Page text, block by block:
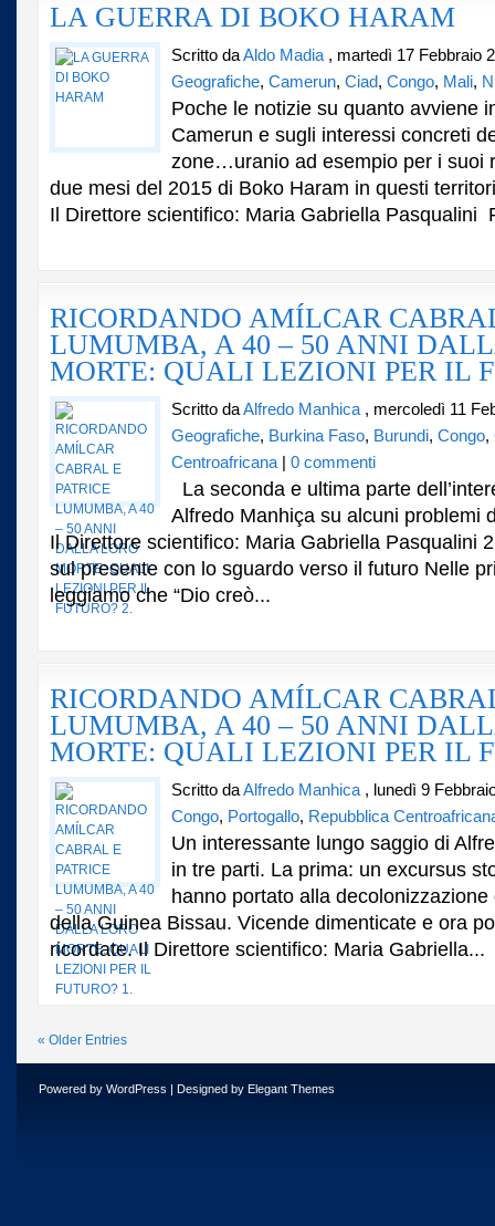
LA GUERRA DI BOKO HARAM
Scritto daAldo Madia , martedì 17 Febbraio
Geografiche, Camerun, Ciad, Congo, Mali,
Poche le notizie su quanto avviene
Camerun e sugli interessi concreti
zone…uranio ad esempio per i suoi
due mesi del 2015 di Boko Haram in questi
Il Direttore scientifico: Maria Gabriella Pasqualini
RICORDANDO AMÍLCAR
LUMUMBA, A 40 – 50 ANNI
MORTE: QUALI LEZIONI PER IL
Scritto daAlfredo Manhica , mercoledì 11
Geografiche, Burkina Faso, Burundi, Congo,
Centroafricana
0 commenti
La seconda e ultima parte
Alfredo Manhiça su alcuni problemi
Il Direttore scientifico: Maria Gabriella Pasqualini
sul presente con lo sguardo verso il futuro Nelle
leggiamo che “Dio creò...
RICORDANDO AMÍLCAR
LUMUMBA, A 40 – 50 ANNI
MORTE: QUALI LEZIONI PER IL
Scritto daAlfredo Manhica , lunedì 9
Congo, Portogallo, Repubblica
Un interessante lungo saggio di
in tre parti. La prima: un excursus
hanno portato alla decolonizzazione
della Guinea Bissau. Vicende dimenticate e ora
ricordate. Il Direttore scientifico: Maria Gabriella...
« Older Entries
Powered by WordPress | Designed by Elegant Themes